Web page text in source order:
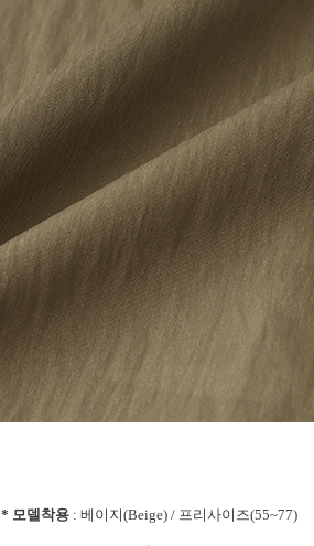
* 모델착용: 베이지(Beige) / 프리사이즈(55~77)